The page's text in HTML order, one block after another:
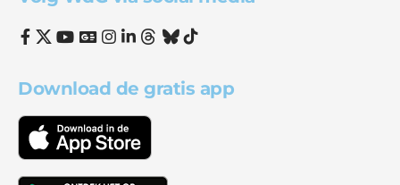
Download de gratis app